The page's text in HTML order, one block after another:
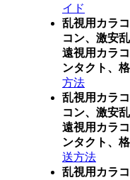
イド
乱視用カラ
コン、激安
遠視用カラ
ンタクト、
方法
乱視用カラ
コン、激安
遠視用カラ
ンタクト、
送方法
乱視用カラ